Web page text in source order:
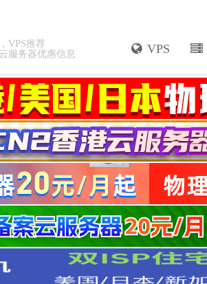
VPS推荐
服务器优惠信息
VPS